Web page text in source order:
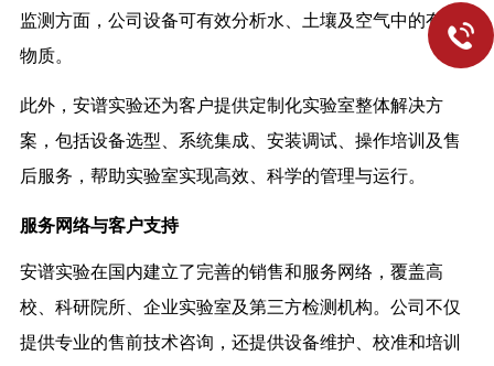
监测方面，公司设备可有效分析水、土壤及空气中的有害
物质。
此外，安谱实验还为客户提供定制化实验室整体解决方
案，包括设备选型、系统集成、安装调试、操作培训及售
后服务，帮助实验室实现高效、科学的管理与运行。
服务网络与客户支持
安谱实验在国内建立了完善的销售和服务网络，覆盖高
校、科研院所、企业实验室及第三方检测机构。公司不仅
提供专业的售前技术咨询，还提供设备维护、校准和培训